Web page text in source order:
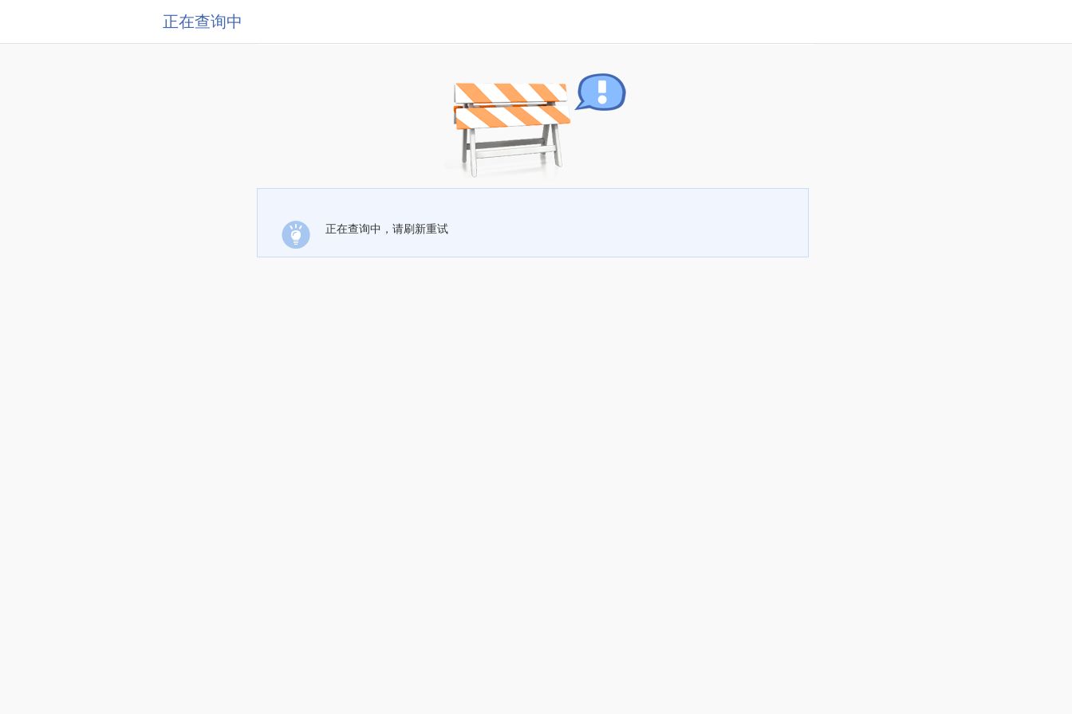
正在查询中
正在查询中，请刷新重试